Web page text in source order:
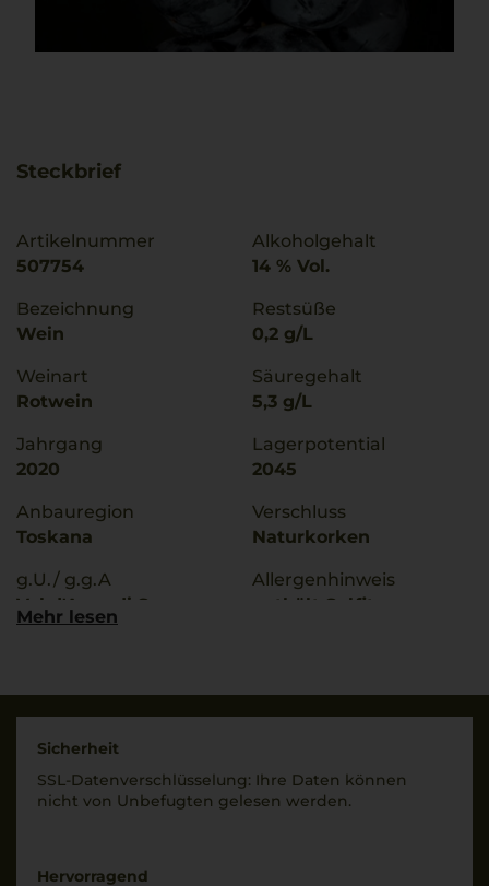
Steckbrief
Artikelnummer
507754
Bezeichnung
Wein
Weinart
Rotwein
Jahrgang
2020
Anbauregion
Toskana
g.U./ g.g.A
Val d'Arno di Sopra
Origine Controllata
Rebsorten
Bio Kennzeichnung
Alkoholgehalt
14 % Vol.
Restsüße
0,2 g/L
Säuregehalt
5,3 g/L
Lagerpotential
2045
Verschluss
Naturkorken
Allergenhinweis
enthält Sulfite
S.S., Loc. Petrolo 30,
52021 Mercatale
Land
Mehr lesen
Sicherheit
SSL-Daten­verschlüs­selung: Ihre Daten können
nicht von Unbe­fugten gelesen werden.
Hervorragend